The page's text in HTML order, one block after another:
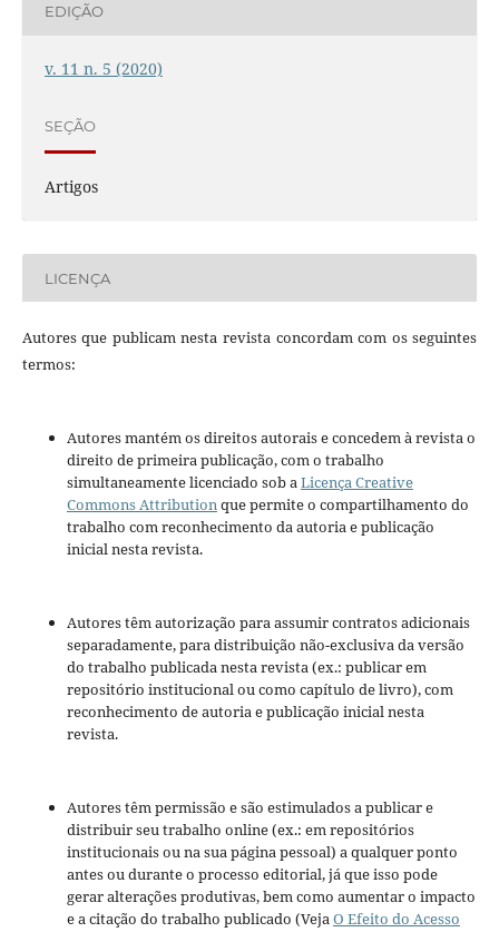
EDIÇÃO
v. 11 n. 5 (2020)
SEÇÃO
Artigos
LICENÇA
Autores que publicam nesta revista concordam com os seguintes
termos:
Autores mantém os direitos autorais e concedem à revista o
direito de primeira publicação, com o trabalho
simultaneamente licenciado sob aLicença Creative
Commons Attributionque permite o compartilhamento do
trabalho com reconhecimento da autoria e publicação
inicial nesta revista.
Autores têm autorização para assumir contratos adicionais
separadamente, para distribuição não-exclusiva da versão
do trabalho publicada nesta revista (ex.: publicar em
repositório institucional ou como capítulo de livro), com
reconhecimento de autoria e publicação inicial nesta
revista.
Autores têm permissão e são estimulados a publicar e
distribuir seu trabalho online (ex.: em repositórios
institucionais ou na sua página pessoal) a qualquer ponto
antes ou durante o processo editorial, já que isso pode
gerar alterações produtivas, bem como aumentar o impacto
e a citação do trabalho publicado (VejaO Efeito do Acesso